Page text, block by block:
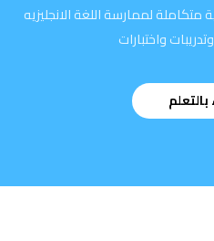
متكاملة لممارسة اللغة الانجليزيه
واختبارات
بالتعلم